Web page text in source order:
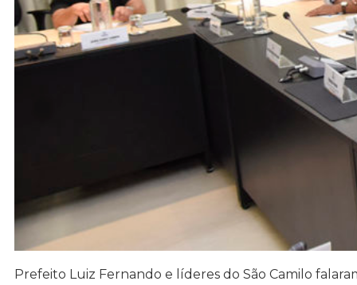
Prefeito Luiz Fernando e líderes do São Camilo